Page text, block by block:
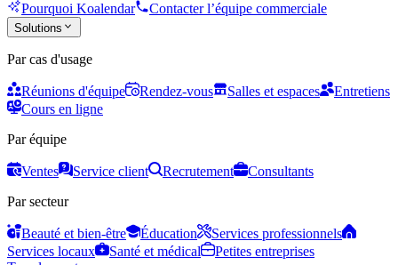
Pourquoi Koalendar Contacter l’équipe commerciale
Solutions
Par cas d'usage
Réunions d'équipe Rendez-vous Salles et espaces
Entretiens
Cours en ligne
Par équipe
Ventes Service client Recrutement
Consultants
Par secteur
Beauté et bien-être Éducation
Services professionnels
Services locaux
Santé et médical
Petites entreprises